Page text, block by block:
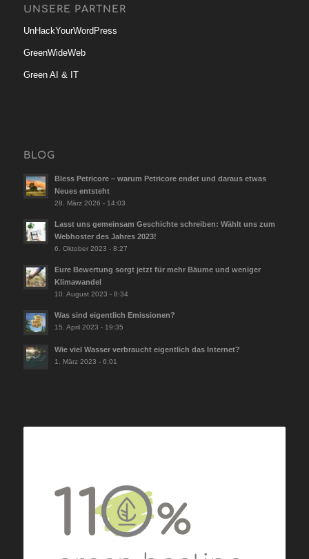
UNSERE PARTNER
UnHackYourWordPress
GreenWideWeb
Green AI & IT
BLOG
Bless Petricore – warum Petricore endet und daraus etwas
Neues entsteht
28. März 2026 - 14:03
Lasst uns gemeinsam Geschichte schreiben: Wählt uns zum
Webhoster des Jahres 2023!
6. Oktober 2023 - 8:27
Eure Bewertung sorgt jetzt für mehr Bäume und weniger
Klimawandel
10. August 2023 - 8:34
Was sind eigentlich Emissionen?
15. April 2023 - 19:35
Wie viel Wasser verbraucht eigentlich das Internet?
1. März 2023 - 6:01